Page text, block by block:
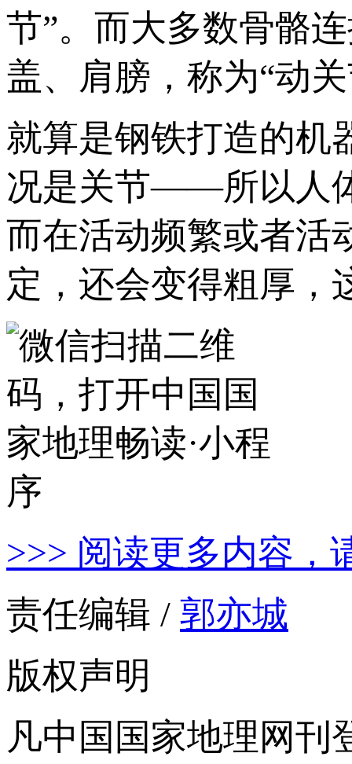
节”。而大多数骨骼
盖、肩膀，称为“动
就算是钢铁打造的机
况是关节——所以人
而在活动频繁或者活
定，还会变得粗厚，
>>> 阅读更多内容，
责任编辑 / 郭亦城
版权声明
凡中国国家地理网刊